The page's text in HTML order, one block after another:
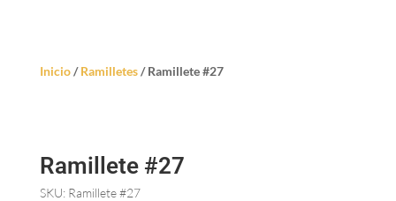
Inicio/Ramilletes/ Ramillete #27
Ramillete #27
SKU: Ramillete #27